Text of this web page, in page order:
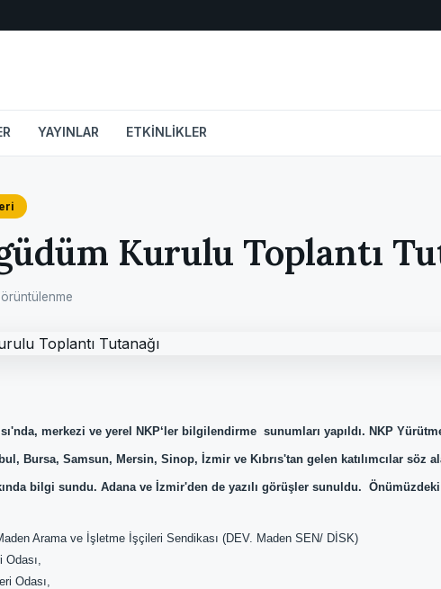
YAYINLAR ETKİNLİKLER
Kurulu Toplantı
merkezi ve yerel NKP‘ler bilgilendirme sunumları yapıldı. NKP
Bursa, Samsun, Mersin, Sinop, İzmir ve Kıbrıs'tan gelen katılımcılar söz
bilgi sundu. Adana ve İzmir'den de yazılı görüşler sunuldu.
Arama ve İşletme İşçileri Sendikası (DEV. Maden SEN/ DİSK)
Odası,
Odası,